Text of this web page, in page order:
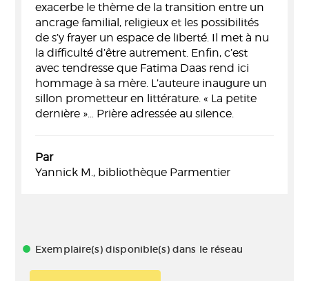
exacerbe le thème de la transition entre un
ancrage familial, religieux et les possibilités
de s’y frayer un espace de liberté. Il met à nu
la difficulté d’être autrement. Enfin, c’est
avec tendresse que Fatima Daas rend ici
hommage à sa mère. L’auteure inaugure un
sillon prometteur en littérature. « La petite
dernière »… Prière adressée au silence.
Par
Yannick M., bibliothèque Parmentier
Exemplaire(s) disponible(s) dans le réseau